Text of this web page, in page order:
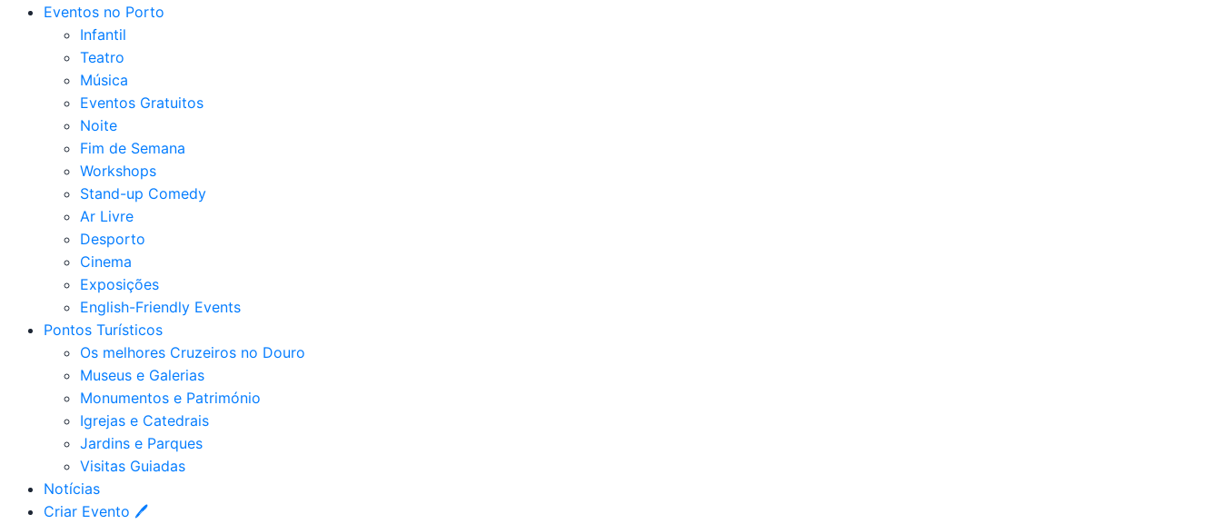
Eventos no Porto
Infantil
Teatro
Música
Eventos Gratuitos
Noite
Fim de Semana
Workshops
Stand-up Comedy
Ar Livre
Desporto
Cinema
Exposições
English-Friendly Events
Pontos Turísticos
Os melhores Cruzeiros no Douro​
Museus e Galerias
Monumentos e Património
Igrejas e Catedrais
Jardins e Parques
Visitas Guiadas
Notícias
Criar Evento 🖊